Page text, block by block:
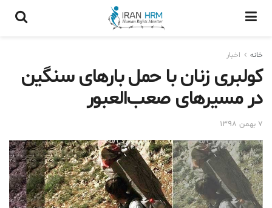
خانه اخبار
کولبری زنان با حمل بارهای سنگین
در مسیرهای صعب‌العبور
۷ بهمن ۱۳۹۸